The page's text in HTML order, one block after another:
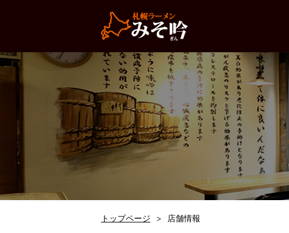
トップページ 店舗情報